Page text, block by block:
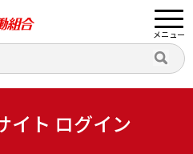
メニュー
イト ログイン